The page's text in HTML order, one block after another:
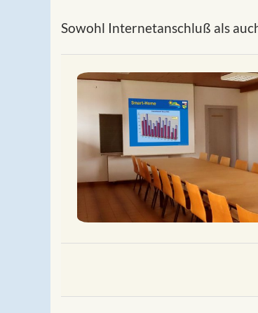
Sowohl Internetanschluß als